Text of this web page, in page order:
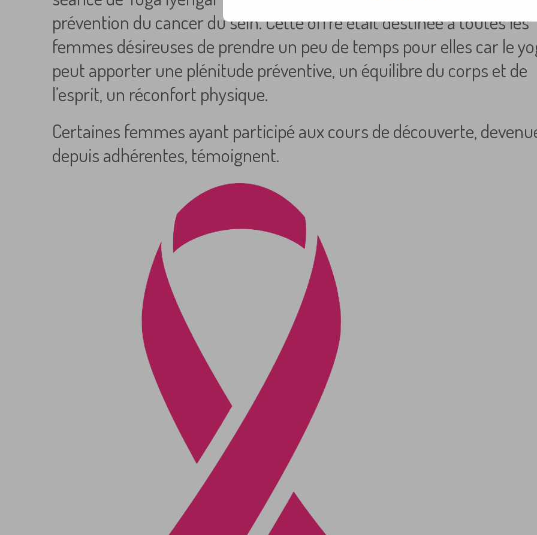
prévention du cancer du sein. Cette offre était destinée à toutes les
femmes désireuses de prendre un peu de temps pour elles car le
peut apporter une plénitude préventive, un équilibre du corps et de
l’esprit, un réconfort physique.
Certaines femmes ayant participé aux cours de découverte,
depuis adhérentes, témoignent.